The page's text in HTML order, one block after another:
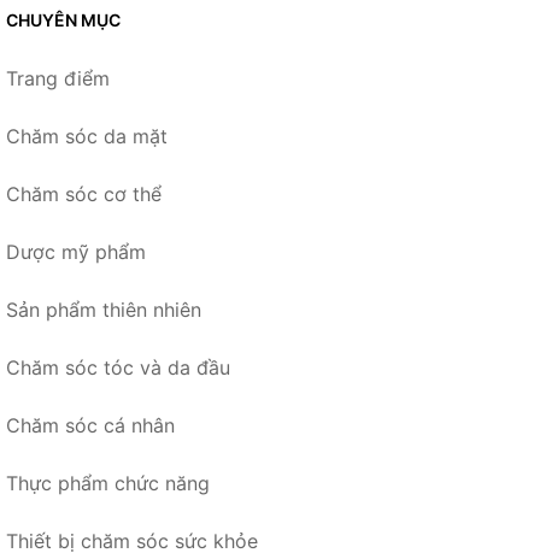
CHUYÊN MỤC
Trang điểm
Chăm sóc da mặt
Chăm sóc cơ thể
Dược mỹ phẩm
Sản phẩm thiên nhiên
Chăm sóc tóc và da đầu
Chăm sóc cá nhân
Thực phẩm chức năng
Thiết bị chăm sóc sức khỏe